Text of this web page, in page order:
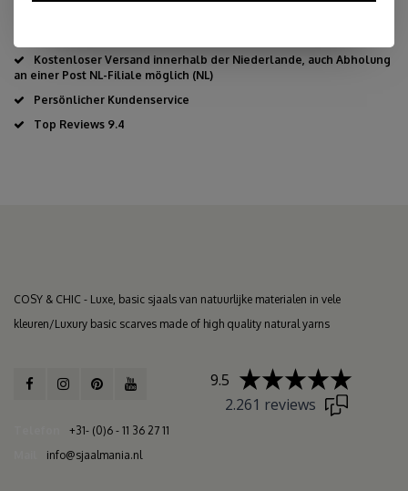
Kostenloser Versand innerhalb der Niederlande, auch Abholung
an einer Post NL-Filiale möglich (NL)
Persönlicher Kundenservice
Top Reviews 9.4
COSY & CHIC - Luxe, basic sjaals van natuurlijke materialen in vele
kleuren/Luxury basic scarves made of high quality natural yarns
+31- (0)6 - 11 36 27 11
info@sjaalmania.nl
9.5
2.261 reviews